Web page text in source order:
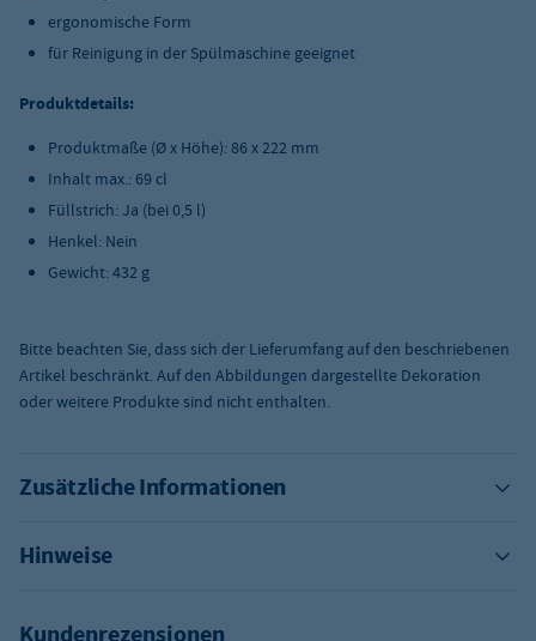
ergonomische Form
für Reinigung in der Spülmaschine geeignet
Produktdetails:
Produktmaße (Ø x Höhe): 86 x 222 mm
Inhalt max.: 69 cl
Füllstrich: Ja (bei 0,5 l)
Henkel: Nein
Gewicht: 432 g
Bitte beachten Sie, dass sich der Lieferumfang auf den beschriebenen
Artikel beschränkt. Auf den Abbildungen dargestellte Dekoration
oder weitere Produkte sind nicht enthalten.
Zusätzliche Informationen
Hinweise
Kundenrezensionen